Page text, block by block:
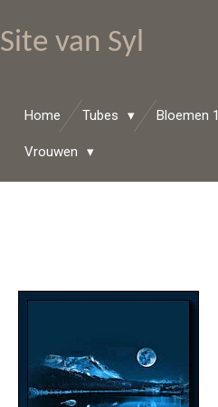
Site van Syl
Home Tubes Bloemen 1
Vrouwen